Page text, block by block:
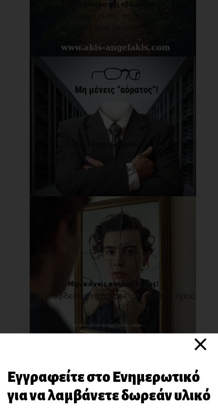
Στο ξεκίνημα της εβδομάδας...
Στο ξεκίνημα αυτής της εβδομάδας,
Μη μένεις «αόρατος»!
Σήμερα, θα μοιραστώ μαζί σου κάτι που
έμαθα στη ζω[...]
Μην κάνεις αυτό το λάθος!
Μη μπερδεύεις το ποιος είσαι με το τι έχεις
κάνει.[...]
×
Εγγραφείτε στο Ενημερωτικό
για να λαμβάνετε δωρεάν υλικό